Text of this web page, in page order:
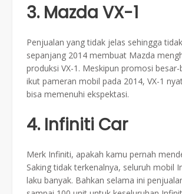
3. Mazda VX-1
Penjualan yang tidak jelas sehingga
sepanjang 2014 membuat Mazda
produksi VX-1. Meskipun promosi
ikut pameran mobil pada 2014, VX-1
bisa memenuhi ekspektasi.
4. Infiniti Car
Merk Infiniti, apakah kamu pernah
Saking tidak terkenalnya, seluruh mobil
laku banyak. Bahkan selama ini